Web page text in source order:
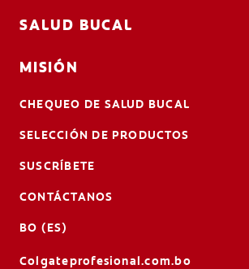
SALUD BUCAL
MISIÓN
CHEQUEO DE SALUD BUCAL
SELECCIÓN DE PRODUCTOS
SUSCRÍBETE
CONTÁCTANOS
BO (ES)
Colgateprofesional.com.bo